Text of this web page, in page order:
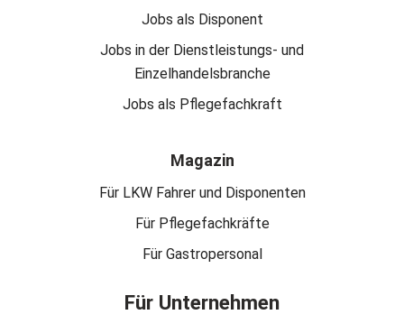
Jobs als Disponent
Jobs in der Dienstleistungs- und
Einzelhandelsbranche
Jobs als Pflegefachkraft
Magazin
Für LKW Fahrer und Disponenten
Für Pflegefachkräfte
Für Gastropersonal
Für Unternehmen